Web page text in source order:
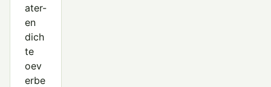
ater-
en
dich
te
oev
erbe